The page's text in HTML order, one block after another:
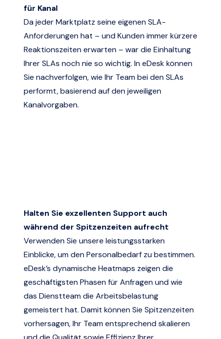
für Kanal
Da jeder Marktplatz seine eigenen SLA-
Anforderungen hat – und Kunden immer kürzere
Reaktionszeiten erwarten – war die Einhaltung
Ihrer SLAs noch nie so wichtig. In eDesk können
Sie nachverfolgen, wie Ihr Team bei den SLAs
performt, basierend auf den jeweiligen
Kanalvorgaben.
Halten Sie exzellenten Support auch
während der Spitzenzeiten aufrecht
Verwenden Sie unsere leistungsstarken
Einblicke, um den Personalbedarf zu bestimmen.
eDesk’s dynamische Heatmaps zeigen die
geschäftigsten Phasen für Anfragen und wie
das Dienstteam die Arbeitsbelastung
gemeistert hat. Damit können Sie Spitzenzeiten
vorhersagen, Ihr Team entsprechend skalieren